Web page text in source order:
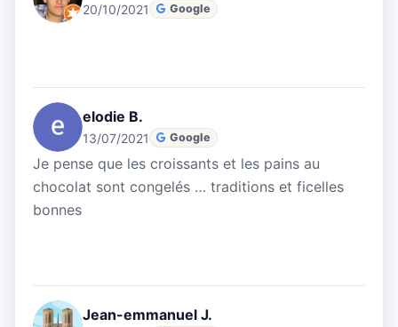
20/10/2021 Google
elodie B.
13/07/2021 Google
Je pense que les croissants et les pains au
chocolat sont congelés … traditions et ficelles
bonnes
Jean-emmanuel J.